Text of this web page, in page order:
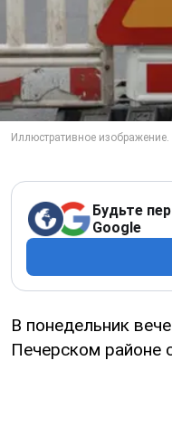
Будьте
Google
В понедельник
Печерском районе